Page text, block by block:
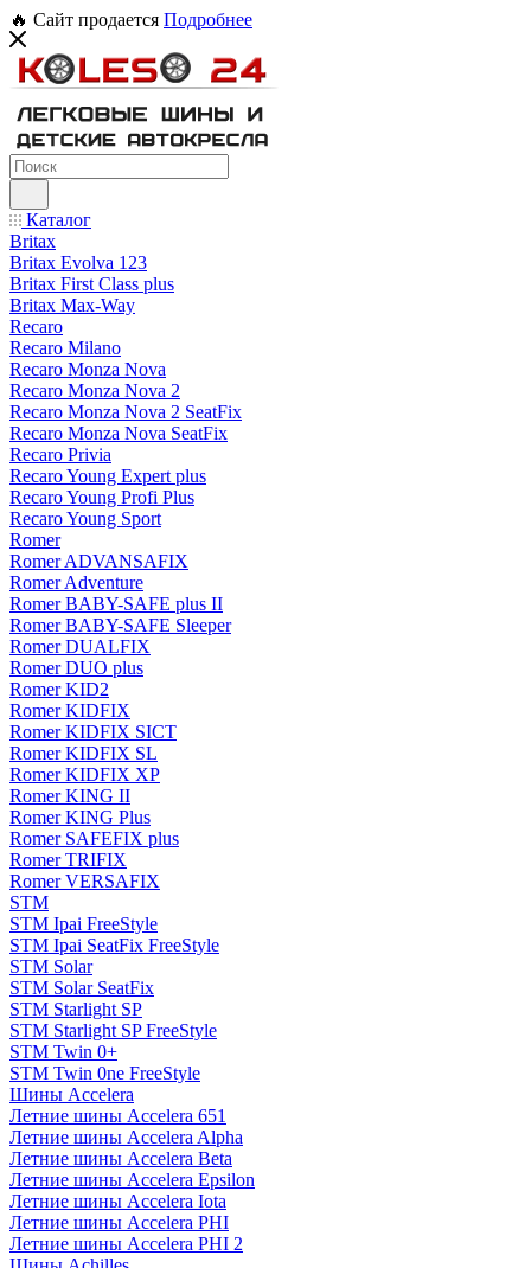
🔥 Сайт продается Подробнее
Каталог
Britax
Britax Evolva 123
Britax First Class plus
Britax Max-Way
Recaro
Recaro Milano
Recaro Monza Nova
Recaro Monza Nova 2
Recaro Monza Nova 2 SeatFix
Recaro Monza Nova SeatFix
Recaro Privia
Recaro Young Expert plus
Recaro Young Profi Plus
Recaro Young Sport
Romer
Romer ADVANSAFIX
Romer Adventure
Romer BABY-SAFE plus II
Romer BABY-SAFE Sleeper
Romer DUALFIX
Romer DUO plus
Romer KID2
Romer KIDFIX
Romer KIDFIX SICT
Romer KIDFIX SL
Romer KIDFIX XP
Romer KING II
Romer KING Plus
Romer SAFEFIX plus
Romer TRIFIX
Romer VERSAFIX
STM
STM Ipai FreeStyle
STM Ipai SeatFix FreeStyle
STM Solar
STM Solar SeatFix
STM Starlight SP
STM Starlight SP FreeStyle
STM Twin 0+
STM Twin 0ne FreeStyle
Шины Accelera
Летние шины Accelera 651
Летние шины Accelera Alpha
Летние шины Accelera Beta
Летние шины Accelera Epsilon
Летние шины Accelera Iota
Летние шины Accelera PHI
Летние шины Accelera PHI 2